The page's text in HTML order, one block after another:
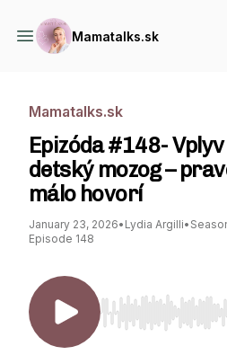
Mamatalks.sk
Mamatalks.sk
Epizóda #148-
detský mozog –
málo hovorí
January 23, 2026• Lydia Argilli•
Episode 148
Use Left/Right to